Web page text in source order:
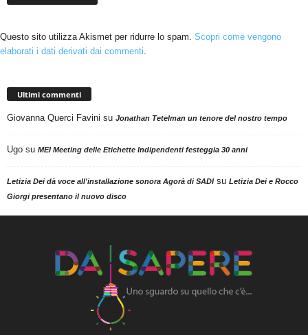
Questo sito utilizza Akismet per ridurre lo spam. Scopri come vengono
elaborati i dati derivati dai commenti.
Ultimi commenti
Giovanna Querci Favini su Jonathan Tetelman un tenore del nostro tempo
Ugo su MEI Meeting delle Etichette Indipendenti festeggia 30 anni
Letizia Dei dà voce all'installazione sonora Agorà di SADIsu Letizia Dei e Rocco
Giorgi presentano il nuovo disco